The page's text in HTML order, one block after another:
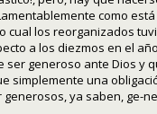
como
cual los reorganizados
a los diezmos en el
ser generoso ante Dios y
simplemente una
ya saben, ge-